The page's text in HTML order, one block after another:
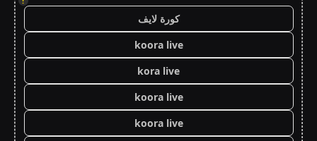
كورة لايف
koora live
kora live
koora live
koora live